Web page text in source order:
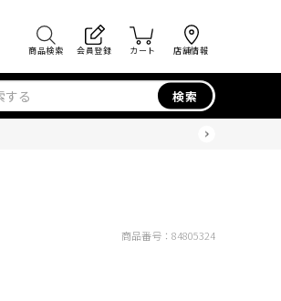
商品検索 会員登録 カート 店舗情報
検索
商品番号： 84805324